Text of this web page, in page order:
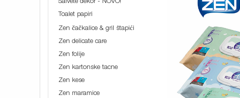
Salvete dekor - NOVO!
Toalet papiri
Zen čačkalice & gril štapići
Zen delicate care
Zen folije
Zen kartonske tacne
Zen kese
Zen maramice